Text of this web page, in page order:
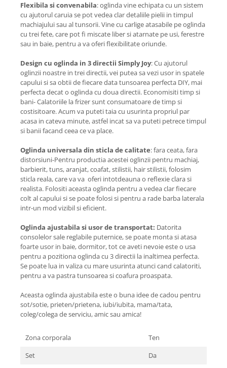
Flexibila si convenabila: oglinda vine echipata cu un sistem
cu ajutorul caruia se pot vedea clar detaliile pielii in timpul
machiajului sau al tunsorii. Vine cu carlige atasabile pe oglinda
cu trei fete, care pot fi miscate liber si atarnate pe usi, ferestre
sau in baie, pentru a va oferi flexibilitate oriunde.
Design cu oglinda in 3 directii Simply Joy: Cu ajutorul
oglinzii noastre in trei directii, vei putea sa vezi usor in spatele
capului si sa obtii de fiecare data tunsoarea perfecta DIY, mai
perfecta decat o oglinda cu doua directii. Economisiti timp si
bani- Calatoriile la frizer sunt consumatoare de timp si
costisitoare. Acum va puteti taia cu usurinta propriul par
acasa in cateva minute, astfel incat sa va puteti petrece timpul
si banii facand ceea ce va place.
Oglinda universala din sticla de calitate: fara ceata, fara
distorsiuni-Pentru productia acestei oglinzii pentru machiaj,
barbierit, tuns, aranjat, coafat, stilistii, hair stilistii, folosim
sticla reala, care va va oferi intotdeauna o reflexie clara si
realista. Folositi aceasta oglinda pentru a vedea clar fiecare
colt al capului si se poate folosi si pentru a rade barba laterala
intr-un mod vizibil si eficient.
Oglinda ajustabila si usor de transportat: Datorita
consolelor sale reglabile puternice, se poate monta si atasa
foarte usor in baie, dormitor, tot ce aveti nevoie este o usa
pentru a pozitiona oglinda cu 3 directii la inaltimea perfecta.
Se poate lua in valiza cu mare usurinta atunci cand calatoriti,
pentru a va pastra tunsoarea si coafura proaspata.
Aceasta oglinda ajustabila este o buna idee de cadou pentru
sot/sotie, prieten/prietena, iubi/iubita, mama/tata,
coleg/colega de serviciu, amic sau amica!
Zona corporala
Ten
Set
Da